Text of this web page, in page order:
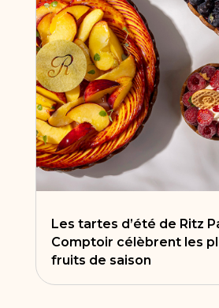
Les tartes d’été de Ritz
Comptoir célèbrent les
fruits de saison